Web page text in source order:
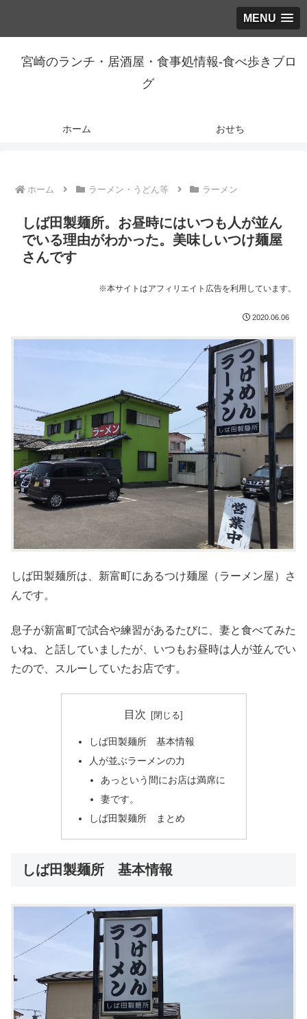
MENU
宮崎のランチ・居酒屋・食事処情報-食べ歩きブロ
グ
ホーム おせち
ホーム ラーメン・うどん等 ラーメン
しば田製麺所。お昼時にはいつも人が並ん
でいる理由がわかった。美味しいつけ麺屋
さんです
※本サイトはアフィリエイト広告を利用しています。
2020.06.06
しば田製麺所は、新富町にあるつけ麺屋（ラーメン屋）さ
んです。
息子が新富町で試合や練習があるたびに、妻と食べてみた
いね、と話していましたが、いつもお昼時は人が並んでい
たので、スルーしていたお店です。
目次
しば田製麺所 基本情報
人が並ぶラーメンの力
あっという間にお店は満席に
妻です。
しば田製麺所 まとめ
しば田製麺所 基本情報